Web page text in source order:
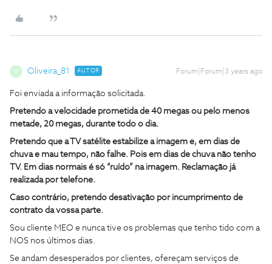
Oliveira_81 AUTOR Forum|Forum|3 years ago
Foi enviada a informação solicitada.
Pretendo a velocidade prometida de 40 megas ou pelo menos
metade, 20 megas, durante todo o dia.
Pretendo que a TV satélite estabilize a imagem e, em dias de
chuva e mau tempo, não falhe. Pois em dias de chuva não tenho
TV. Em dias normais é só “ruído” na imagem. Reclamação já
realizada por telefone.
Caso contrário, pretendo desativação por incumprimento de
contrato da vossa parte.
Sou cliente MEO e nunca tive os problemas que tenho tido com a
NOS nos últimos dias.
Se andam desesperados por clientes, ofereçam serviços de